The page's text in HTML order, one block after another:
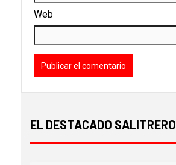
Web
EL DESTACADO SALITRERO